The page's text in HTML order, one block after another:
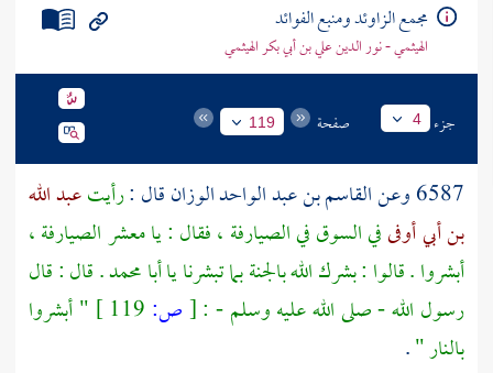
مجمع الزاوئد ومنبع الفوائد
الهيثمي - نور الدين علي بن أبي بكر الهيثمي
جزء 4 صفحة 119
6587 وعن القاسم بن عبد الواحد الوزانقال :رأيتعبد الله
بن أبي أوفىفي السوق في الصيارفة ، فقال : يا معشر الصيارفة ،
أبشروا . قالوا : بشرك الله بالجنة بما تبشرنا ياأبا محمد. قال : قال
رسول الله - صلى الله عليه وسلم - :[ص:
" أبشروا
بالنار ".